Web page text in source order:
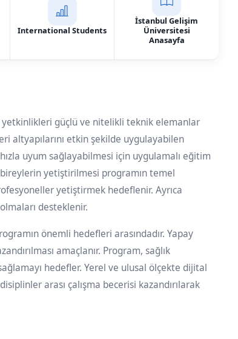
International Students
İstanbul Gelişim
Üniversitesi
Anasayfa
yetkinlikleri güçlü ve nitelikli teknik elemanlar
altyapılarını etkin şekilde uygulayabilen
uyum sağlayabilmesi için uygulamalı eğitim
bireylerin yetiştirilmesi programın temel
yetiştirmek hedeflenir. Ayrıca
desteklenir.
önemli hedefleri arasındadır. Yapay
amaçlanır. Program, sağlık
hedefler. Yerel ve ulusal ölçekte dijital
arası çalışma becerisi kazandırılarak